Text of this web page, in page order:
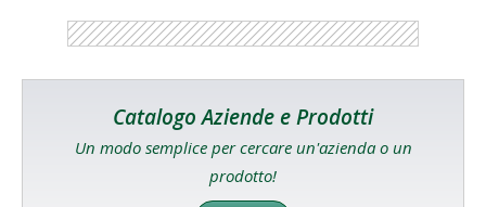
Catalogo Aziende e Prodotti
Un modo semplice per cercare un'azienda o un
prodotto!